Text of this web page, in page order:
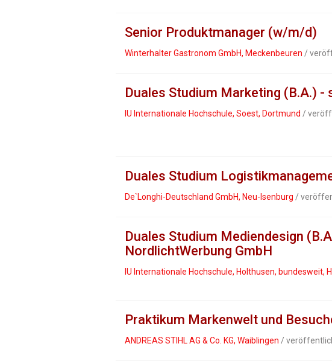
Senior Produktmanager (w/m/d)
Winterhalter Gastronom GmbH, Meckenbeuren /
Duales Studium Marketing (B.A.) -
IU Internationale Hochschule, Soest, Dortmund /
Duales Studium
De`Longhi-Deutschland GmbH, Neu-Isenburg /
Duales Studium Mediendesign
NordlichtWerbung GmbH
IU Internationale Hochschule, Holthusen, bundesweit,
Praktikum Markenwelt und
ANDREAS STIHL AG & Co. KG, Waiblingen /